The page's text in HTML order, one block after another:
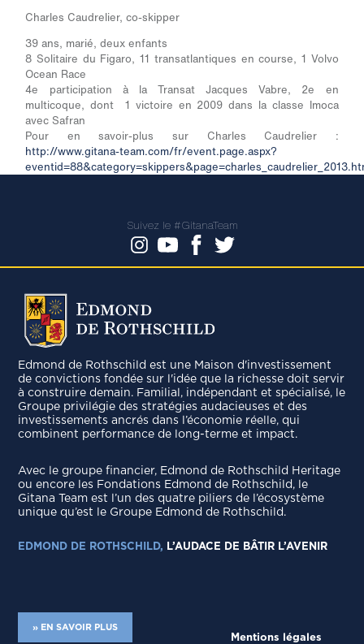
Charles Caudrelier, co-skipper
39 ans, marié, deux enfants
8 Solitaire du Figaro, 11 transatlantiques en course, 1 Volvo
Ocean Race
4e participation à la Transat Jacques Vabre, 2e en
multicoque, dont 1 victoire en 2009 dans la classe Imoca
avec Safran
Pour en savoir-plus sur Charles Caudrelier :
http://www.gitana-team.com/fr/event.page.aspx?
Suivez le #GitanaTeam
Edmond de Rothschild est une Maison d'investissement
de convictions fondée sur l'idée que la richesse doit servir
à construire demain. Familial, indépendant et spécialisé, le
Groupe privilégie des stratégies audacieuses et des
investissements ancrés dans l’économie réelle, qui
combinent performance de long-terme et impact.
Avec le groupe ﬁnancier, Edmond de Rothschild Heritage
ou encore les Fondations Edmond de Rothschild, le
Gitana Team est l’un des quatre piliers de l’écosystème
unique qu’est le Groupe Edmond de Rothschild.
EDMOND DE ROTHSCHILD, L’AUDACE DE BÂTIR L’AVENIR
» EN SAVOIR PLUS
Mentions légales